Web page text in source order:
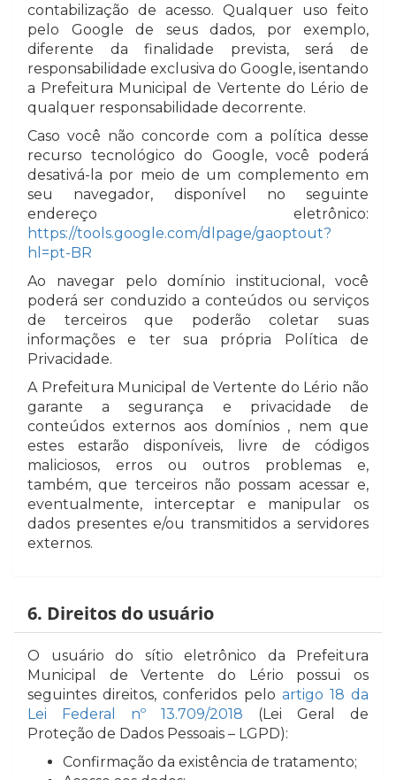
contabilização de acesso. Qualquer uso feito
pelo Google de seus dados, por exemplo,
diferente da finalidade prevista, será de
responsabilidade exclusiva do Google, isentando
a Prefeitura Municipal de Vertente do Lério de
qualquer responsabilidade decorrente.
Caso você não concorde com a política desse
recurso tecnológico do Google, você poderá
desativá-la por meio de um complemento em
seu navegador, disponível no seguinte
endereço eletrônico:
https://tools.google.com/dlpage/gaoptout?
hl=pt-BR
Ao navegar pelo domínio institucional, você
poderá ser conduzido a conteúdos ou serviços
de terceiros que poderão coletar suas
informações e ter sua própria Política de
Privacidade.
A Prefeitura Municipal de Vertente do Lério não
garante a segurança e privacidade de
conteúdos externos aos domínios , nem que
estes estarão disponíveis, livre de códigos
maliciosos, erros ou outros problemas e,
também, que terceiros não possam acessar e,
eventualmente, interceptar e manipular os
dados presentes e/ou transmitidos a servidores
externos.
6. Direitos do usuário
O usuário do sítio eletrônico da Prefeitura
Municipal de Vertente do Lério possui os
seguintes direitos, conferidos pelo artigo 18 da
Lei Federal nº 13.709/2018 (Lei Geral de
Proteção de Dados Pessoais – LGPD):
Confirmação da existência de tratamento;